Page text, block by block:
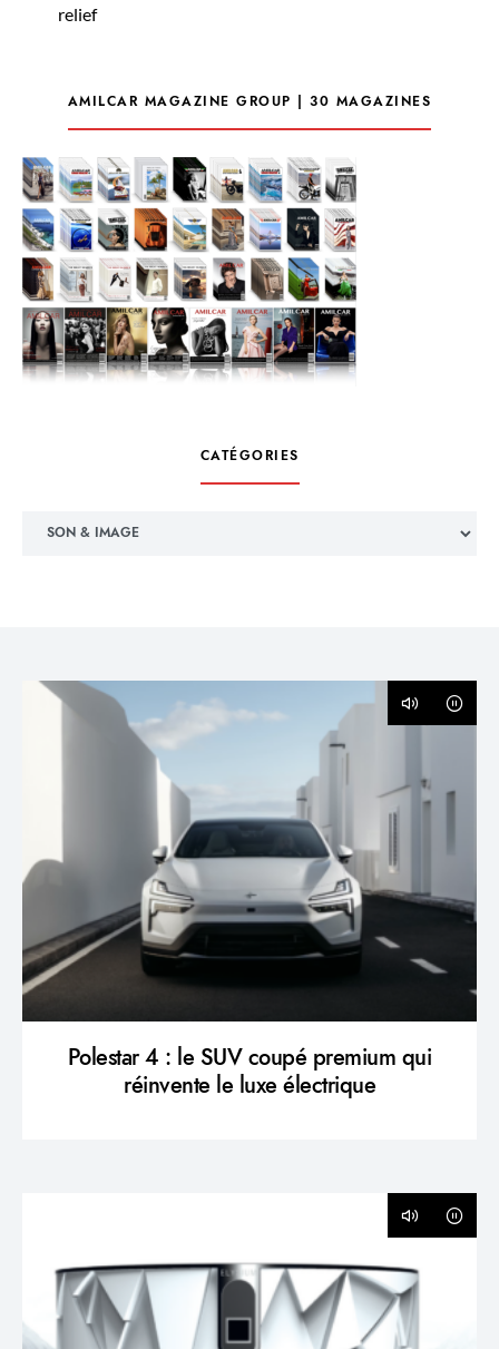
relief
AMILCAR MAGAZINE GROUP | 30 MAGAZINES
CATÉGORIES
Polestar 4 : le SUV coupé premium qui
réinvente le luxe électrique